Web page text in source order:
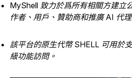
MyShell 致力於爲所有相關方建立
作者、用戶、贊助商和推廣 AI 代
該平台的原生代幣 SHELL 可用於
級功能訪問。